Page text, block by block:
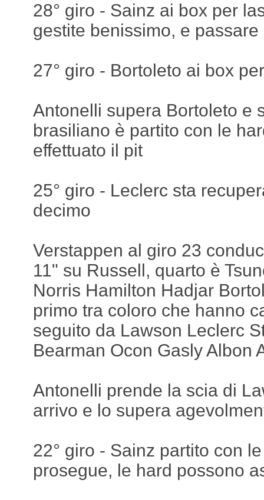
28° giro - Sainz ai box per
gestite benissimo, e
27° giro - Bortoleto ai box
Antonelli supera Bortoleto e
brasiliano è partito con le
effettuato il pit
25° giro - Leclerc sta
decimo
Verstappen al giro 23
11" su Russell, quarto è
Norris Hamilton Hadjar
primo tra coloro che hanno
seguito da Lawson Leclerc
Bearman Ocon Gasly Albon
Antonelli prende la scia di
arrivo e lo supera
22° giro - Sainz partito con
prosegue, le hard possono